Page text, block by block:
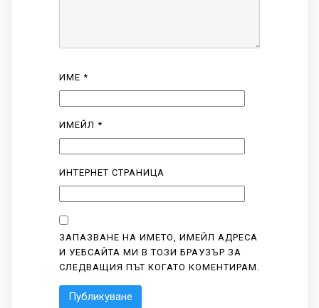
ИМЕ *
ИМЕЙЛ *
ИНТЕРНЕТ СТРАНИЦА
ЗАПАЗВАНЕ НА ИМЕТО, ИМЕЙЛ АДРЕСА
И УЕБСАЙТА МИ В ТОЗИ БРАУЗЪР ЗА
СЛЕДВАЩИЯ ПЪТ КОГАТО КОМЕНТИРАМ.